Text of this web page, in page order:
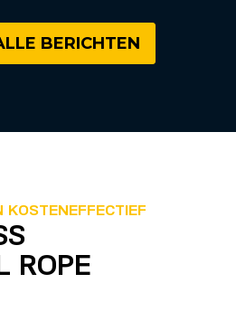
BERICHTEN
KOSTENEFFECTIEF
ROPE